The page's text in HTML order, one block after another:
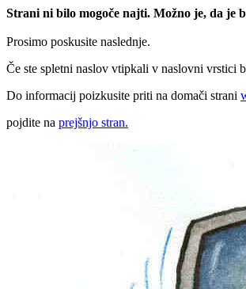
Strani ni bilo mogoče najti. Možno je, da je
Prosimo poskusite naslednje.
Če ste spletni naslov vtipkali v naslovni vrstici
Do informacij poizkusite priti na domači strani
pojdite na prejšnjo stran.